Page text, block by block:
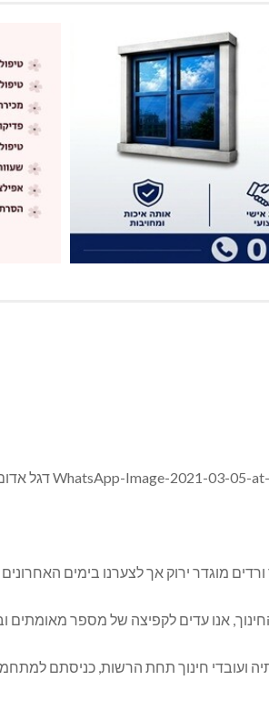
ירוק אך לצערנו בימים האחרונים במגמת
אנו עדים לקפיצה של מספר מאומתים
ועובדי חינוך תחת הרשות, כניסתם